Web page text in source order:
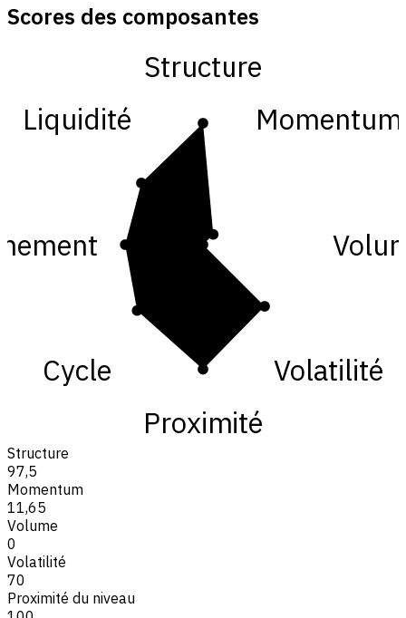
Scores des composantes
Structure
Momentum
Volatilité
Proximité
Cycle
Liquidité
Structure
97,5
Momentum
11,65
Volume
0
Volatilité
70
Proximité du niveau